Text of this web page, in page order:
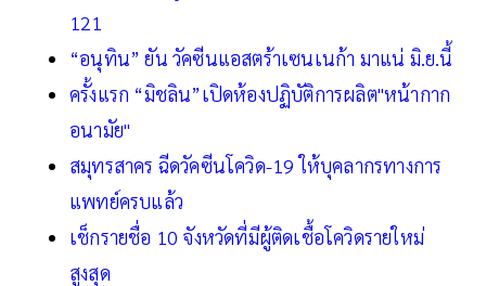
121
“อนุทิน” ยัน วัคซีนแอสตร้าเซนเนก้า มาแน่ มิ.ย.นี้
ครั้งแรก “มิชลิน”เปิดห้องปฏิบัติการผลิต"หน้ากาก
อนามัย"
สมุทรสาคร ฉีดวัคซีนโควิด-19 ให้บุคลากรทางการ
แพทย์ครบแล้ว
เช็กรายชื่อ 10 จังหวัดที่มีผู้ติดเชื้อโควิดรายใหม่
สูงสุด